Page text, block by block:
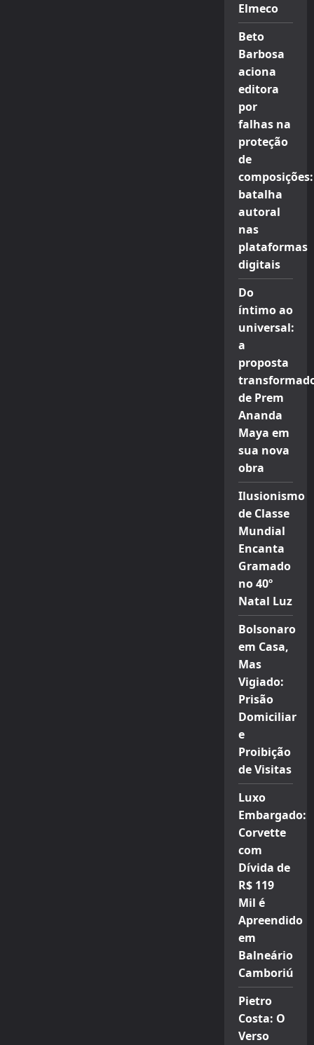
Elmeco
Beto
Barbosa
aciona
editora
por
falhas na
proteção
de
composições:
batalha
autoral
nas
plataformas
digitais
Do
íntimo ao
universal:
a
proposta
de Prem
Ananda
Maya em
sua nova
obra
Ilusionismo
de Classe
Mundial
Encanta
Gramado
no 40º
Natal Luz
Bolsonaro
em Casa,
Mas
Vigiado:
Prisão
Domiciliar
e
Proibição
de Visitas
Luxo
Embargado:
Corvette
com
Dívida de
R$ 119
Mil é
Apreendido
em
Balneário
Camboriú
Pietro
Costa: O
Verso